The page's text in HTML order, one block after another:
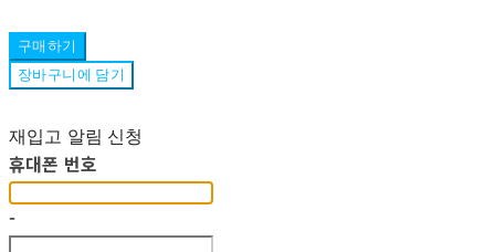
구매하기
장바구니에 담기
재입고 알림 신청
휴대폰 번호
-